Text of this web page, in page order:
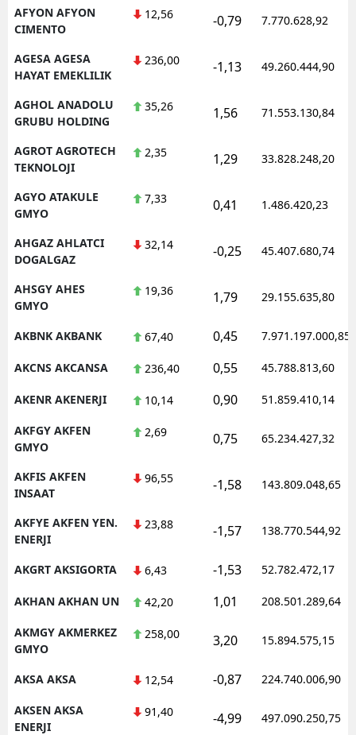
AFYON AFYON
CIMENTO
12,56 -0,79 7.770.628,92
AGESA AGESA
HAYAT EMEKLILIK
236,00 -1,13 49.260.444,90
AGHOL ANADOLU
GRUBU HOLDING
35,26 1,56 71.553.130,84
AGROT AGROTECH
TEKNOLOJI
2,35 1,29 33.828.248,20
AGYO ATAKULE
GMYO
7,33 0,41 1.486.420,23
AHGAZ AHLATCI
DOGALGAZ
32,14 -0,25 45.407.680,74
AHSGY AHES
GMYO
19,36 1,79 29.155.635,80
AKBNK AKBANK 67,40 0,45 7.971.197.000,85
AKCNS AKCANSA 236,40 0,55 45.788.813,60
AKENR AKENERJI 10,14 0,90 51.859.410,14
AKFGY AKFEN
GMYO
2,69 0,75 65.234.427,32
AKFIS AKFEN
INSAAT
96,55 -1,58 143.809.048,65
AKFYE AKFEN YEN.
ENERJI
23,88 -1,57 138.770.544,92
AKGRT AKSIGORTA 6,43 -1,53 52.782.472,17
AKHAN AKHAN UN 42,20 1,01 208.501.289,64
AKMGY AKMERKEZ
GMYO
258,00 3,20 15.894.575,15
AKSA AKSA 12,54 -0,87 224.740.006,90
AKSEN AKSA
ENERJI
91,40 -4,99 497.090.250,75